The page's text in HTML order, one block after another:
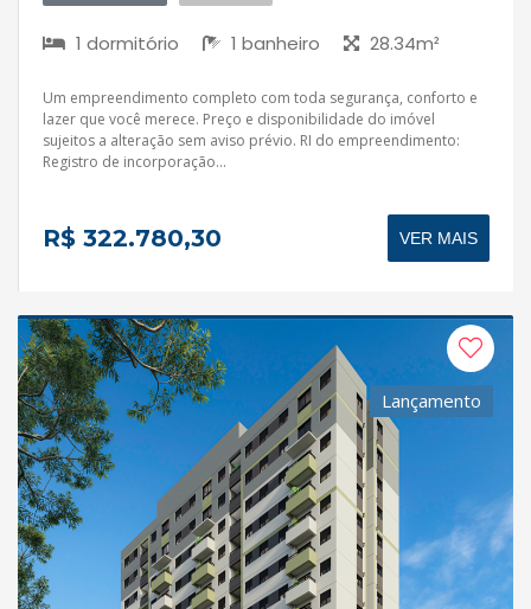
1 dormitório 1 banheiro 28.34m²
Um empreendimento completo com toda segurança, conforto e
lazer que você merece. Preço e disponibilidade do imóvel
sujeitos a alteração sem aviso prévio. RI do empreendimento:
Registro de incorporação...
R$ 322.780,30 VER MAIS
Lançamento